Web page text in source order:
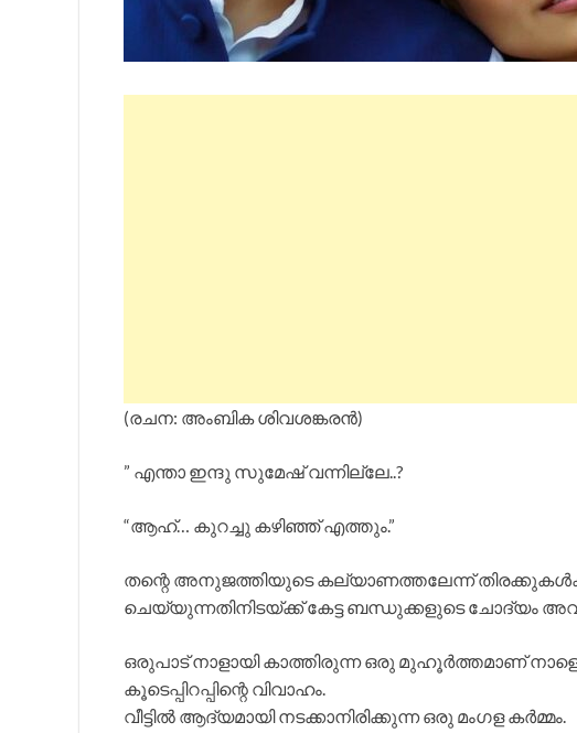
(രചന: അംബിക ശിവശങ്കരൻ)
” എന്താ ഇന്ദു സുമേഷ് വന്നില്ലേ..?
“ആഹ്… കുറച്ചു കഴിഞ്ഞ് എത്തും.”
തന്റെ അനുജത്തിയുടെ കല്യാണത്തലേന്ന്
ചെയ്യുന്നതിനിടയ്ക്ക് കേട്ട ബന്ധുക്കളുടെ ചോദ്യം
ഒരുപാട് നാളായി കാത്തിരുന്ന ഒരു മുഹൂർത്തമാണ്
കൂടെപ്പിറപ്പിന്റെ വിവാഹം.
വീട്ടിൽ ആദ്യമായി നടക്കാനിരിക്കുന്ന ഒരു മംഗള കർമ്മം.